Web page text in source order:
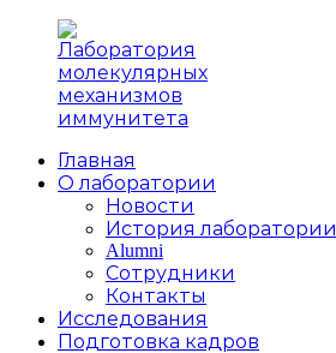
Перейти
содержимому
Лаборатория
молекулярных
механизмов
иммунитета
Лаборатория
молекулярных
механизмов
иммунитета
Института
молекулярной
биологии
им.
Главная
О лаборатории
Новости
История лаборатории
Alumni
Сотрудники
Контакты
Исследования
Подготовка кадров